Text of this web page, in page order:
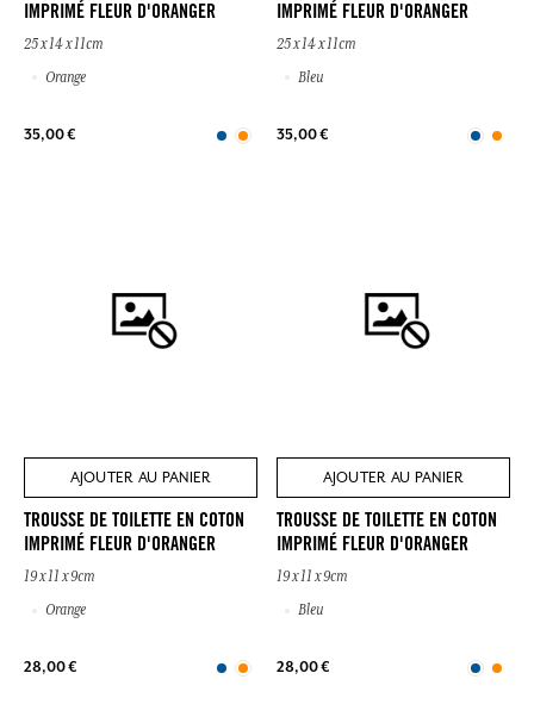
IMPRIMÉ FLEUR D'ORANGER
25 x 14 x 11cm
Orange
35,00 €
IMPRIMÉ FLEUR D'ORANGER
25 x 14 x 11cm
Bleu
35,00 €
AJOUTER AU PANIER
TROUSSE DE TOILETTE EN COTON
IMPRIMÉ FLEUR D'ORANGER
19 x 11 x 9cm
Orange
28,00 €
AJOUTER AU PANIER
TROUSSE DE TOILETTE EN COTON
IMPRIMÉ FLEUR D'ORANGER
19 x 11 x 9cm
Bleu
28,00 €